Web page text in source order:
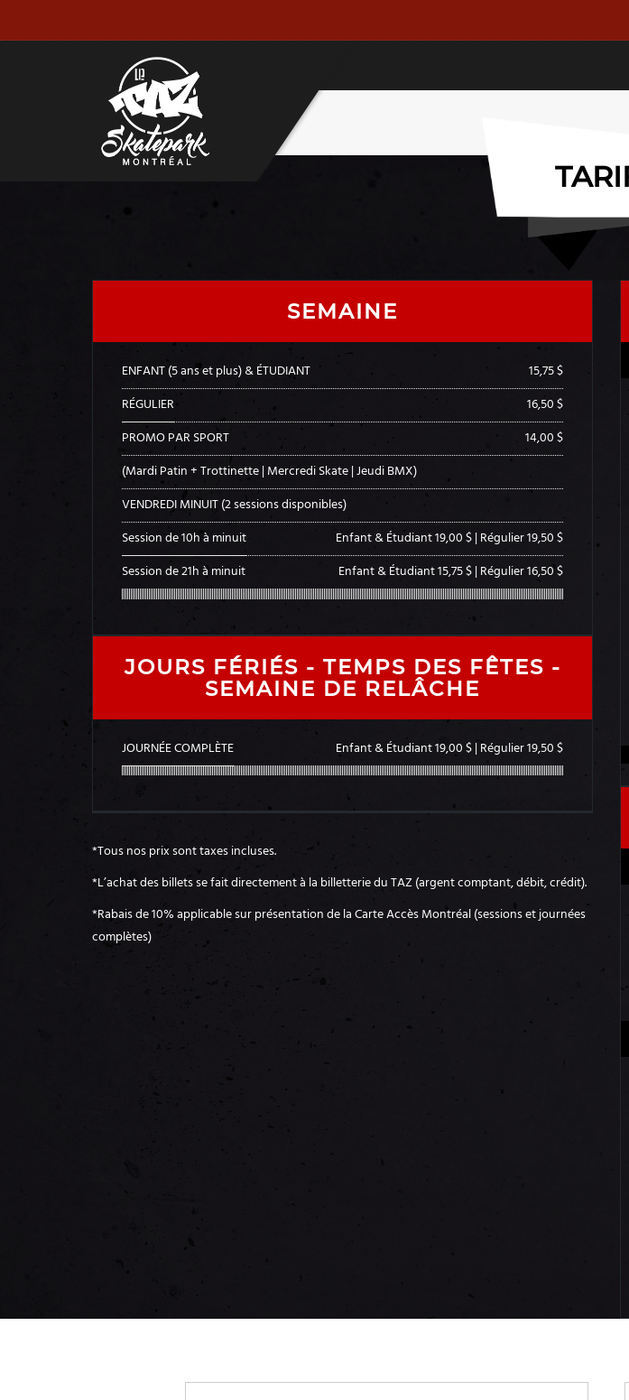
SEMAINE
ENFANT (5 ans et plus) & ÉTUDIANT
15,75 $
RÉGULIER
16,50 $
PROMO PAR SPORT
14,00 $
(Mardi Patin + Trottinette | Mercredi Skate | Jeudi BMX)
VENDREDI MINUIT (2 sessions disponibles)
Session de 10h à minuit
Enfant & Étudiant 19,00 $ | Régulier 19,50 $
Session de 21h à minuit
Enfant & Étudiant 15,75 $ | Régulier 16,50 $
JOURS FÉRIÉS - TEMPS DES FÊTES -
SEMAINE DE RELÂCHE
JOURNÉE COMPLÈTE Enfant & Étudiant 19,00 $ | Régulier 19,50 $
*Tous nos prix sont taxes incluses.
*L’achat des billets se fait directement à la billetterie du TAZ (argent comptant, débit, crédit).
*Rabais de 10% applicable sur présentation de la Carte Accès Montréal (sessions et journées
complètes)